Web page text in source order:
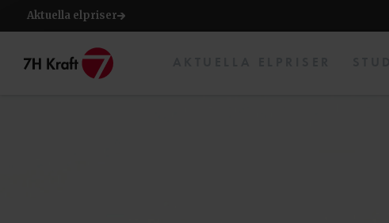
Aktuella elpriser